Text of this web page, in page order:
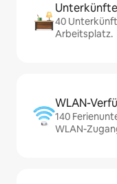
40
Arbeitsplatz.
WLAN-
140
WLAN-